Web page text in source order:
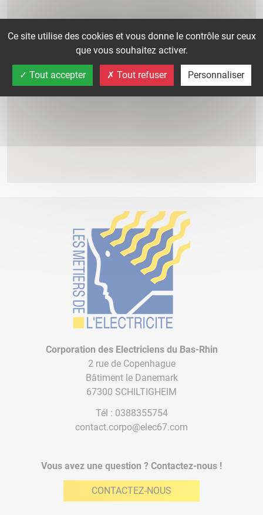
Corporation des Electriciens du Bas-Rhin
2 rue de Copenhague
Bâtiment le Danemark
67300 SCHILTIGHEIM
Tél : 0388355754
contact.corpo@elec67.com
Vous avez une question ? Contactez-nous !
CONTACTEZ-NOUS
Ce site utilise des cookies et vous donne le contrôle sur ceux
que vous souhaitez activer.
Tout accepter Tout refuser Personnaliser